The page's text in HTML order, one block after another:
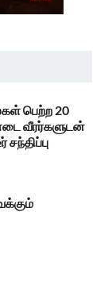
பெற்ற 20
வீரர்களுடன்